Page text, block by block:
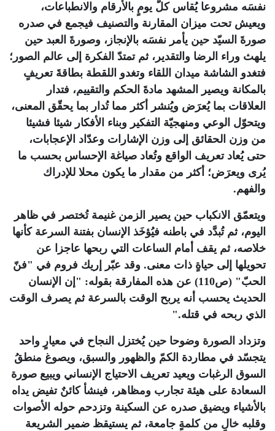
نفسَه مشروعا يُقاس كلَّ يومٍ بالأرقام والانطباعات،
ويعيش تحت ميزان المقارنة والتصنيف فيجمع في صدره
صورةَ السيّد حين يأمر نفسَه بالإنجاز، وصورةَ العبد حين
يلهث وراء الرضا والتقدير، ثم تمتدّ الفكرة إلى عالم الصور؛
فتغدو الشاشة ميدان اللقاء وتغدو اللقطة بطاقةَ تعريفٍ
بالمكانة ويصير المشهد مادةَ الحكم والتقييم، فتدار
العلاقات بما يُعرَض ويُنشر أكثر مما تُدار بما يحقّق المعنى،
ويتحوّل الوعي ومنهجيّة التفكير وبناء الأفكار شيئا فشيئا
من وزن الحقائق إلى وزن الإشارات وعدّاد الإعجابات،
حتى يُعاد تعريف الواقع وتُعاد صياغة الإحساس بحسب ما
يُرى ويعرَض؛ أكثر من مقدار ما يكون محلا للإدراك
والفهم.
ويتعمّق الانكباب حين يصير الزمن غنيمة تُختصر في ظاهر
اليوم، ثم تُبدَّد في باطنه فيُؤخَذ الإنسان بفتنة السرعة كأنها
خلاصه، ثم يقف أمام الساعات التي ربحها عاجزا عن
تحويلها إلى حياةٍ ذات معنى. وقد عبّر إريك فروم في "فنّ
الحبّ" (ص110) عن هذه المفارقة بقوله: "إن الإنسان
الحديث يحسب أنه يربح الوقت بالسرعة ثم يصرف الوقت
الذي ربحه في قتله".
وتزداد الصورة وضوحا حين يُختزل النجاح في معيارٍ واحد
يتجسّد في مطاردة الكمّ والظهور والسبق، ويصوغ منطقُ
السوق الرغبات ويعيد تعريف الاحتياج الإنساني ويبيع صورة
السعادة على هيئة تجارب ومظاهر، فينشأ كائنٌ تفيض يداه
بالأشياء ويضيق صدره عن السكينة وتزدحم حوله الأصوات
وقلبه خالٍ من كلمةٍ جامعة، ثم يستيقظ ضمير الشريعة